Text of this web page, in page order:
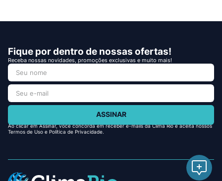
Fique por dentro de nossas ofertas!
Receba nossas novidades, promoções exclusivas e muito mais!
ASSINAR
Ao clicar em Assinar, você concorda em receber e-mails da Clima Rio e aceita nossos
Termos de Uso e Política de Privacidade.